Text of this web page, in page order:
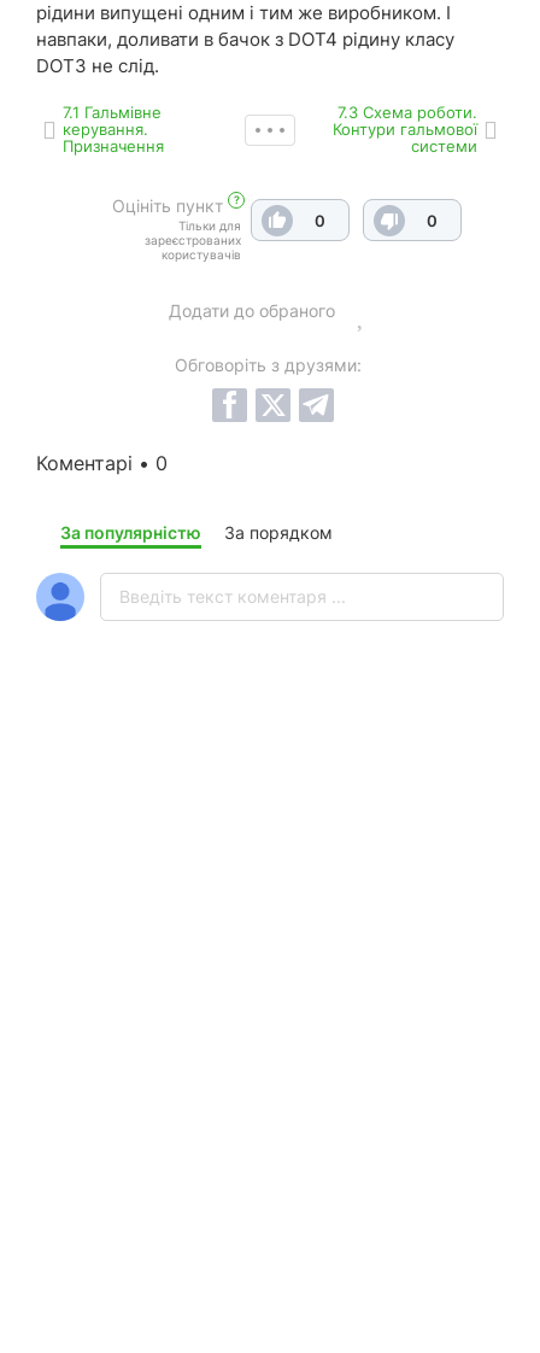
рідини випущені одним і тим же виробником. І
навпаки, доливати в бачок з DOT4 рідину класу
DOT3 не слід.
7.1 Гальмівне
керування.
Призначення
7.3 Схема роботи.
Контури гальмової
системи
Оцініть пункт ?
Тільки для
зареєстрованих
користувачів
0 0
Додати до обраного
Обговоріть з друзями:
Коментарі • 0
За популярністю За порядком